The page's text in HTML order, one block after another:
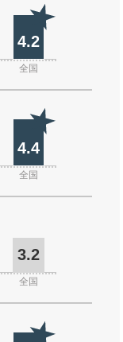
4.2
全国
4.4
全国
3.2
全国